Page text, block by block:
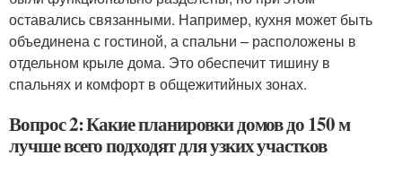
оставались связанными. Например, кухня может быть
объединена с гостиной, а спальни – расположены в
отдельном крыле дома. Это обеспечит тишину в
спальнях и комфорт в общежитийных зонах.
Вопрос 2: Какие планировки домов до 150 м
лучше всего подходят для узких участков